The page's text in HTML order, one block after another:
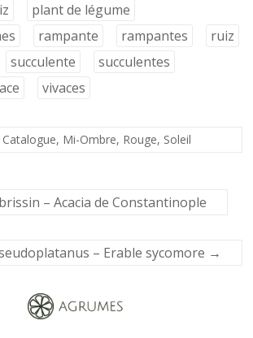
plant de légume
rampante rampantes
ruiz
succulente
succulentes
vivaces
Catalogue, Mi-Ombre, Rouge, Soleil
– Acacia de Constantinople
– Erable sycomore →